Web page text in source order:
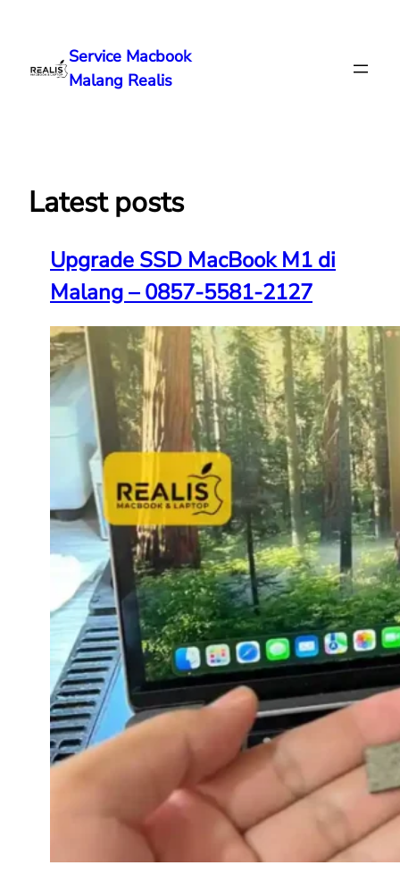
Service Macbook
Malang Realis
Latest posts
Upgrade SSD MacBook M1 di
Malang – 0857-5581-2127